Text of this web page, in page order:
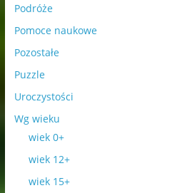
Podróże
Pomoce naukowe
Pozostałe
Puzzle
Uroczystości
Wg wieku
wiek 0+
wiek 12+
wiek 15+